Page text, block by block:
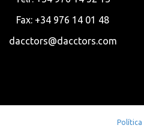
Fax: +34 976 14 01 48
dacctors@dacctors.com
Política